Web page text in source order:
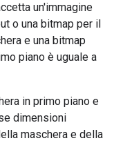
un'immagine
o una bitmap per il
e una bitmap
piano è uguale a
in primo piano e
dimensioni
maschera e della